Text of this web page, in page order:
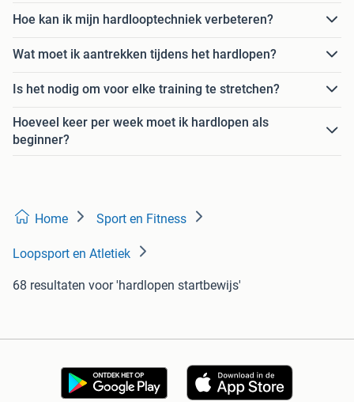
Hoe kan ik mijn hardlooptechniek verbeteren?
Wat moet ik aantrekken tijdens het hardlopen?
Is het nodig om voor elke training te stretchen?
Hoeveel keer per week moet ik hardlopen als
beginner?
Home Sport en Fitness
Loopsport en Atletiek
68 resultaten voor 'hardlopen startbewijs'